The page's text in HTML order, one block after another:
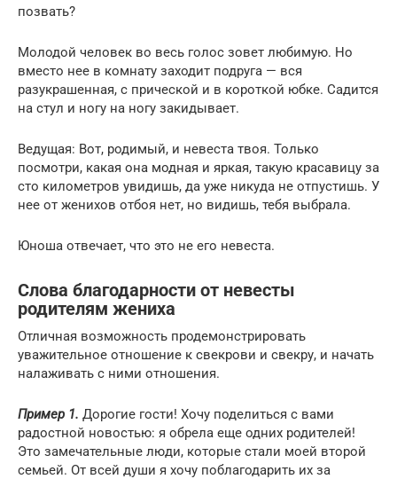
позвать?
Молодой человек во весь голос зовет любимую. Но
вместо нее в комнату заходит подруга — вся
разукрашенная, с прической и в короткой юбке. Садится
на стул и ногу на ногу закидывает.
Ведущая: Вот, родимый, и невеста твоя. Только
посмотри, какая она модная и яркая, такую красавицу за
сто километров увидишь, да уже никуда не отпустишь. У
нее от женихов отбоя нет, но видишь, тебя выбрала.
Юноша отвечает, что это не его невеста.
Слова благодарности от невесты
родителям жениха
Отличная возможность продемонстрировать
уважительное отношение к свекрови и свекру, и начать
налаживать с ними отношения.
Пример 1. Дорогие гости! Хочу поделиться с вами
радостной новостью: я обрела еще одних родителей!
Это замечательные люди, которые стали моей второй
семьей. От всей души я хочу поблагодарить их за